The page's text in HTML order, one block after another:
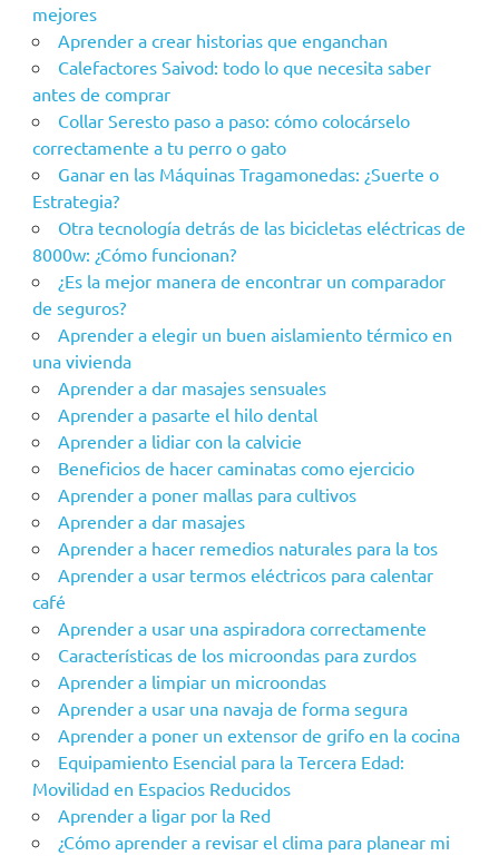
mejores
Aprender a crear historias que enganchan
Calefactores Saivod: todo lo que necesita saber
antes de comprar
Collar Seresto paso a paso: cómo colocárselo
correctamente a tu perro o gato
Ganar en las Máquinas Tragamonedas: ¿Suerte o
Estrategia?
Otra tecnología detrás de las bicicletas eléctricas de
8000w: ¿Cómo funcionan?
¿Es la mejor manera de encontrar un comparador
de seguros?
Aprender a elegir un buen aislamiento térmico en
una vivienda
Aprender a dar masajes sensuales
Aprender a pasarte el hilo dental
Aprender a lidiar con la calvicie
Beneficios de hacer caminatas como ejercicio
Aprender a poner mallas para cultivos
Aprender a dar masajes
Aprender a hacer remedios naturales para la tos
Aprender a usar termos eléctricos para calentar
café
Aprender a usar una aspiradora correctamente
Características de los microondas para zurdos
Aprender a limpiar un microondas
Aprender a usar una navaja de forma segura
Aprender a poner un extensor de grifo en la cocina
Equipamiento Esencial para la Tercera Edad:
Movilidad en Espacios Reducidos
Aprender a ligar por la Red
¿Cómo aprender a revisar el clima para planear mi